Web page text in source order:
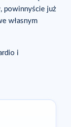
powinnyście już
własnym
i